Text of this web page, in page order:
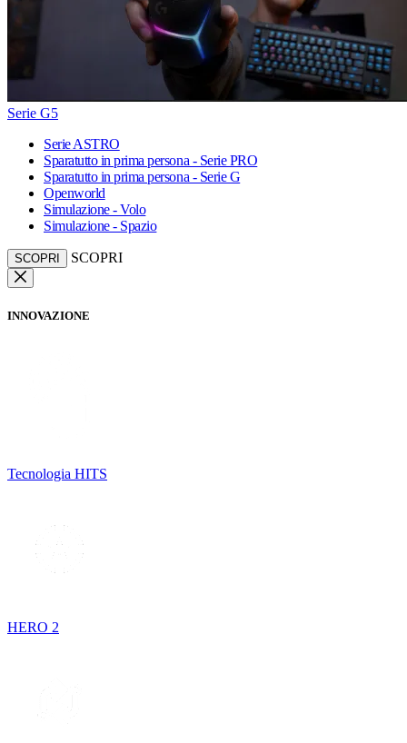
Serie G5
Serie ASTRO
Sparatutto in prima persona - Serie PRO
Sparatutto in prima persona - Serie G
Openworld
Simulazione - Volo
Simulazione - Spazio
SCOPRI SCOPRI
INNOVAZIONE
Tecnologia HITS
HERO 2